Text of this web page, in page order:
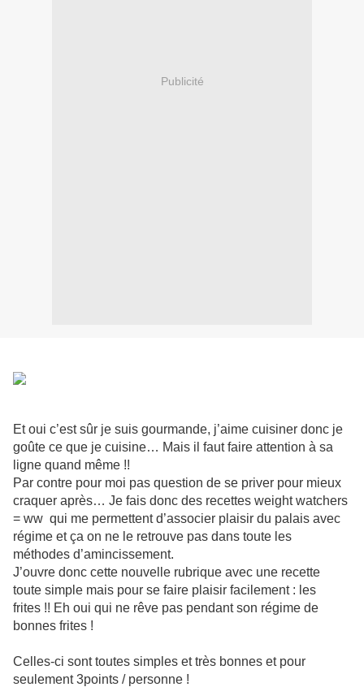
Publicité
Et oui c’est sûr je suis gourmande, j’aime cuisiner donc je
goûte ce que je cuisine… Mais il faut faire attention à sa
ligne quand même !!
Par contre pour moi pas question de se priver pour mieux
craquer après… Je fais donc des recettes weight watchers
= ww qui me permettent d’associer plaisir du palais avec
régime et ça on ne le retrouve pas dans toute les
méthodes d’amincissement.
J’ouvre donc cette nouvelle rubrique avec une recette
toute simple mais pour se faire plaisir facilement : les
frites !! Eh oui qui ne rêve pas pendant son régime de
bonnes frites !
Celles-ci sont toutes simples et très bonnes et pour
seulement 3points / personne !